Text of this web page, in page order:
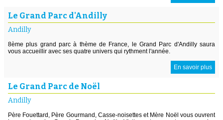
Le Grand Parc d'Andilly
Andilly
8ème plus grand parc à thème de France, le Grand Parc d'Andilly saura
vous accueillir avec ses quatre univers qui rythment l'année.
En savoir plus
Le Grand Parc de Noël
Andilly
Père Fouettard, Père Gourmand, Casse-noisettes et Mère Noël vous ouvrent